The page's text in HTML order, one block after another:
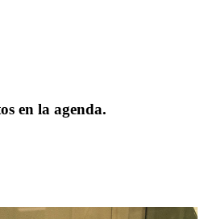
en la agenda.